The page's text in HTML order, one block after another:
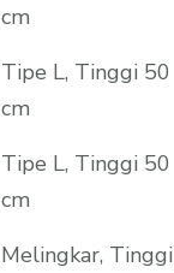
cm
Tipe L, Tinggi 50
cm
Tipe L, Tinggi 50
cm
Melingkar, Tinggi